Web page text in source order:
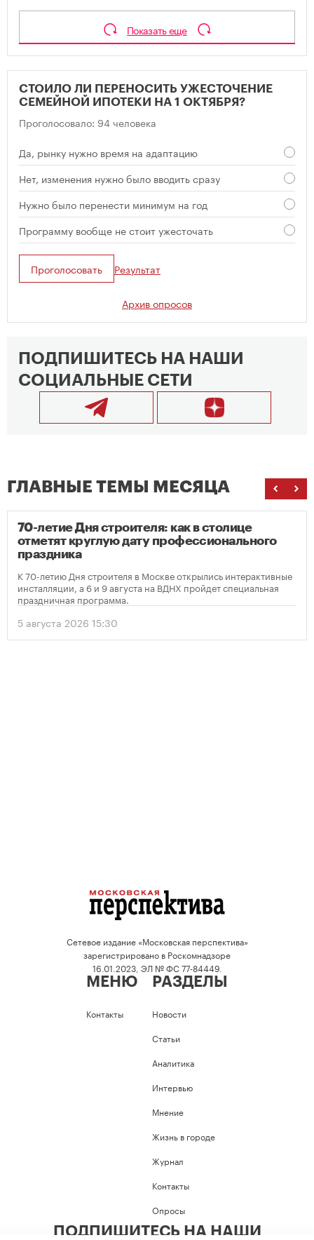
Показать еще
СТОИЛО ЛИ ПЕРЕНОСИТЬ УЖЕСТОЧЕНИЕ
СЕМЕЙНОЙ ИПОТЕКИ НА 1 ОКТЯБРЯ?
Проголосовало: 94 человека
Да, рынку нужно время на адаптацию
Нет, изменения нужно было вводить сразу
Нужно было перенести минимум на год
Программу вообще не стоит ужесточать
Проголосовать Результат
Архив опросов
ПОДПИШИТЕСЬ НА НАШИ
СОЦИАЛЬНЫЕ СЕТИ
ГЛАВНЫЕ ТЕМЫ МЕСЯЦА
70-летие Дня строителя: как в столице
отметят круглую дату профессионального
праздника
К 70-летию Дня строителя в Москве открылись интерактивные
инсталляции, а 6 и 9 августа на ВДНХ пройдет специальная
праздничная программа.
5 августа 2026 15:30
Сетевое издание «Московская перспектива»
зарегистрировано в Роскомнадзоре
16.01.2023, ЭЛ № ФС 77-84449.
МЕНЮ
Контакты
РАЗДЕЛЫ
Новости
Статьи
Аналитика
Интервью
Мнение
Жизнь в городе
Журнал
Контакты
Опросы
ПОДПИШИТЕСЬ НА НАШИ